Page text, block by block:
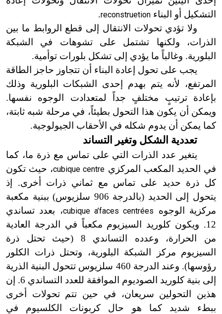
التشكيل أو البناء reconstruetion
.
ولا تؤدي تحولات الانتقال إلى قطع الروابط ما بين
الذرات، ولكنها تشتمل على تشوهات في الشبكة
البلورية. وغالباً ما يؤدي إلى تشكل بلورات توأمية.
يجب على تحول إعادة البناء أن تتجاوز حاجز الطاقة
المرتفع، لأنه يتم بهدم إحدى الشبكات البلورية وذلك
بإعادة ترتيبٍ مختلفٍ جداً لمتعدادت الوجوه نفسها.
ويمكن أن يكون هذا التحول بطيئاً، في مرحلة شبه ثابتة،
كما يمكن أن يدوم شكله في الأحقاب الجيولوجية.
تعددية الشكل وتغير التساند
يتغير عدد الذرات التي على تماس مع ذرة ما، كما
في الحديد المكعب المركزي cubique centre، حيث تكون
كل ذرة حديد على تماس مع ثماني ذرات أخرى. إذ
يتحول إلى الحديد (بالدرجة 906 سلزيوس) ببنية مكعبة
مركزية الوجوه
cubique a’faces centrées، بعدد تساندي
12. ويكون كلوريد السيزيوم مكعباً في الدرجة العادية
من الحرارة، وعدده التساندي 8 (حيث تحتل ذرة
السيزيوم مركز الشبكة البلورية، وتحتل ذرات الكلور
رؤوسها)
. وعند الدرجة 460 سلزيوس تتحول البنية الذرية
إلى بنية كلوريد الصوديوم الموافقة للعدد التساندي 6. إن
هذين التحولين سريعان، في حين تتم تحولات أخرى
ببطء شديد كما هو حال كربونات الكلسيوم في